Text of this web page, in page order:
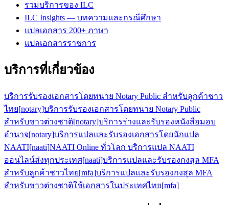
รวมบริการของ ILC
ILC Insights — บทความและกรณีศึกษา
แปลเอกสาร 200+ ภาษา
แปลเอกสารราชการ
บริการที่เกี่ยวข้อง
บริการรับรองเอกสารโดยทนาย Notary Public สำหรับลูกค้าชาว
ไทย[notary]บริการรับรองเอกสารโดยทนาย Notary Public
สำหรับชาวต่างชาติ[notary]บริการร่างและรับรองหนังสือมอบ
อำนาจ[notary]บริการแปลและรับรองเอกสารโดยนักแปล
NAATI[naati]NAATI Online ทั่วโลก บริการแปล NAATI
ออนไลน์ส่งทุกประเทศ[naati]บริการแปลและรับรองกงสุล MFA
สำหรับลูกค้าชาวไทย[mfa]บริการแปลและรับรองกงสุล MFA
สำหรับชาวต่างชาติใช้เอกสารในประเทศไทย[mfa]